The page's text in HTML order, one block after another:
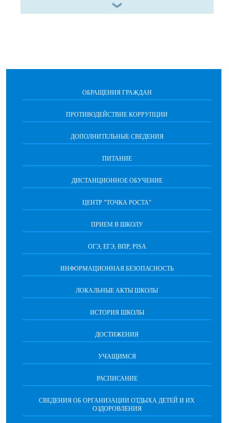
ОБРАЩЕНИЯ ГРАЖДАН
ПРОТИВОДЕЙСТВИЕ КОРРУПЦИИ
ДОПОЛНИТЕЛЬНЫЕ СВЕДЕНИЯ
ПИТАНИЕ
ДИСТАНЦИОННОЕ ОБУЧЕНИЕ
ЦЕНТР "ТОЧКА РОСТА"
ПРИЕМ В ШКОЛУ
ОГЭ, ЕГЭ, ВПР, PISA
ИНФОРМАЦИОННАЯ БЕЗОПАСНОСТЬ
ЛОКАЛЬНЫЕ АКТЫ ШКОЛЫ
ИСТОРИЯ ШКОЛЫ
ДОСТИЖЕНИЯ
УЧАЩИМСЯ
РАСПИСАНИЕ
СВЕДЕНИЯ ОБ ОРГАНИЗАЦИИ ОТДЫХА ДЕТЕЙ И ИХ
ОЗДОРОВЛЕНИЯ